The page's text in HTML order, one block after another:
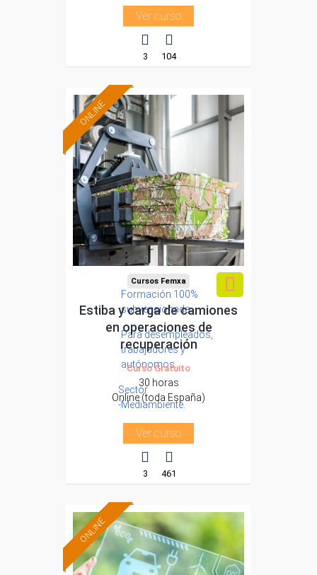
Ver curso
3 104
ONLINE
Formación 100%
subvencionada.
Para desempleados,
trabajadores y
autónomos.
Sector
-Mediambiente.
Cursos Femxa
Estiba y carga de camiones
en operaciones de
recuperación
Curso Gratuito
30 horas
Online (toda España)
Ver curso
3 461
ONLINE